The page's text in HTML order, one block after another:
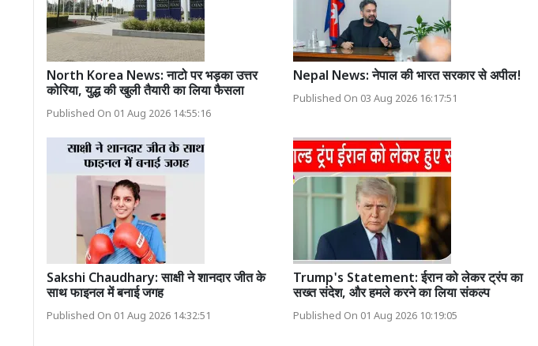
North Korea News: नाटो पर भड़का उत्तर
कोरिया, युद्ध की खुली तैयारी का लिया फैसला
Published On 01 Aug 2026 14:55:16
Nepal News: नेपाल की भारत सरकार से अपील!
Published On 03 Aug 2026 16:17:51
Sakshi Chaudhary: साक्षी ने शानदार जीत के
साथ फाइनल में बनाई जगह
Published On 01 Aug 2026 14:32:51
Trump's Statement: ईरान को लेकर ट्रंप का
सख्त संदेश, और हमले करने का लिया संकल्प
Published On 01 Aug 2026 10:19:05